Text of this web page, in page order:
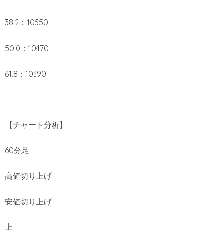
38.2：10550
50.0：10470
61.8：10390
【チャート分析】
60分足
高値切り上げ
安値切り上げ
上